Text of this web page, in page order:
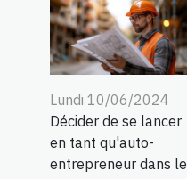
Lundi 10/06/2024
Décider de se lancer
en tant qu'auto-
entrepreneur dans le